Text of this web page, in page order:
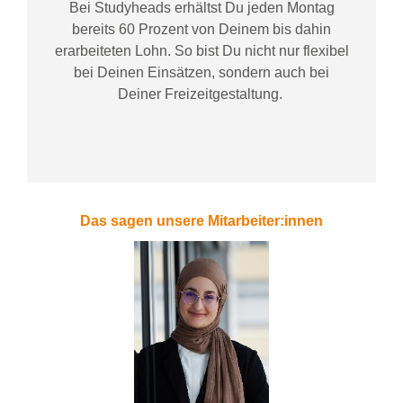
Bei Studyheadserhältst Du jeden Montag
bereits 60 Prozent von Deinem bis dahin
erarbeiteten Lohn. So bist Du nicht nur flexibel
bei Deinen Einsätzen, sondern auch bei
DeinerFreizeitgestaltung.
Das sagen unsere Mitarbeiter:innen